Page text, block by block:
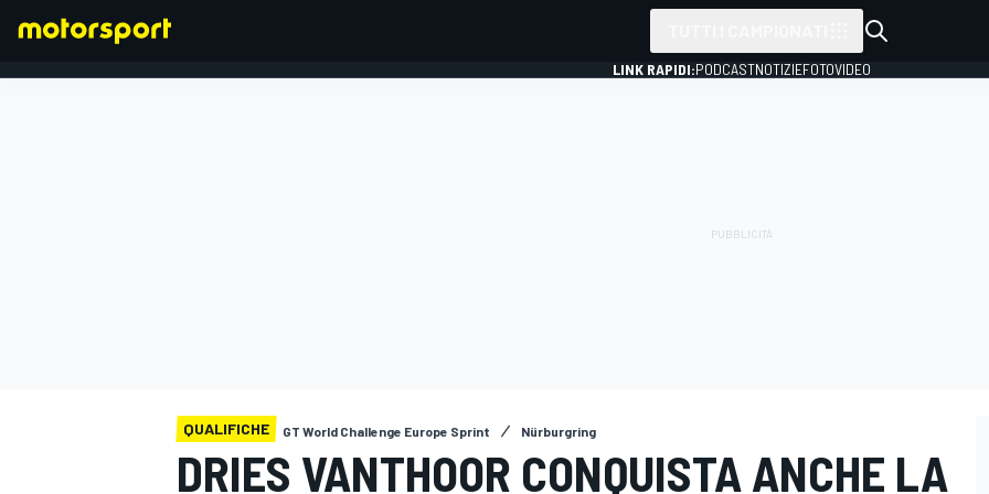
LINK RAPIDI:PODCASTNOTIZIEFOTOVIDEO
QUALIFICHE GT World Challenge Europe Sprint Nürburgring
DRIES VANTHOOR CONQUISTA ANCHE LA